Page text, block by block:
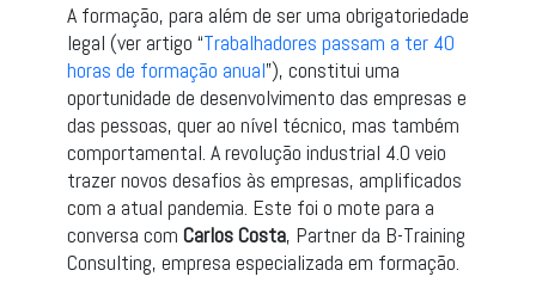
A formação, para além de ser uma obrigatoriedade
legal (ver artigo “Trabalhadores passam a ter 40
horas de formação anual”), constitui uma
oportunidade de desenvolvimento das empresas e
das pessoas, quer ao nível técnico, mas também
comportamental. A revolução industrial 4.0 veio
trazer novos desafios às empresas, amplificados
com a atual pandemia. Este foi o mote para a
conversa com Carlos Costa, Partner da B-Training
Consulting, empresa especializada em formação.